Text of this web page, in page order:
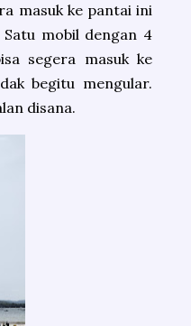
masuk ke pantai ini
mobil dengan 4
segera masuk ke
begitu mengular.
disana.